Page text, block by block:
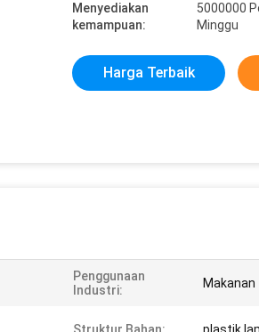
Menyediakan
kemampuan:
5000000
Minggu
Harga Terbaik
Penggunaan
Industri:
Makanan